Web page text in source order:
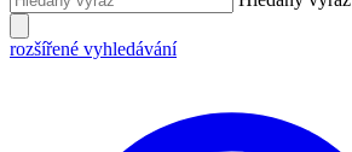
rozšířené vyhledávání